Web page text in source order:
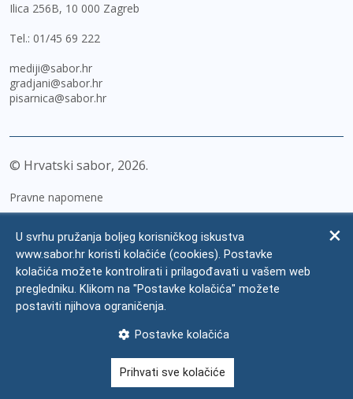
Ilica 256B, 10 000 Zagreb
Tel.: 01/45 69 222
mediji@sabor.hr
gradjani@sabor.hr
pisarnica@sabor.hr
© Hrvatski sabor, 2026
Pravne napomene
Zaštita osobnih podataka
Impressum
Česta pitanja
U svrhu pružanja boljeg korisničkog iskustva
www.sabor.hr koristi kolačiće (cookies). Postavke
kolačića možete kontrolirati i prilagođavati u vašem web
pregledniku. Klikom na "Postavke kolačića" možete
postaviti njihova ograničenja.
Postavke kolačića
Prihvati sve kolačiće